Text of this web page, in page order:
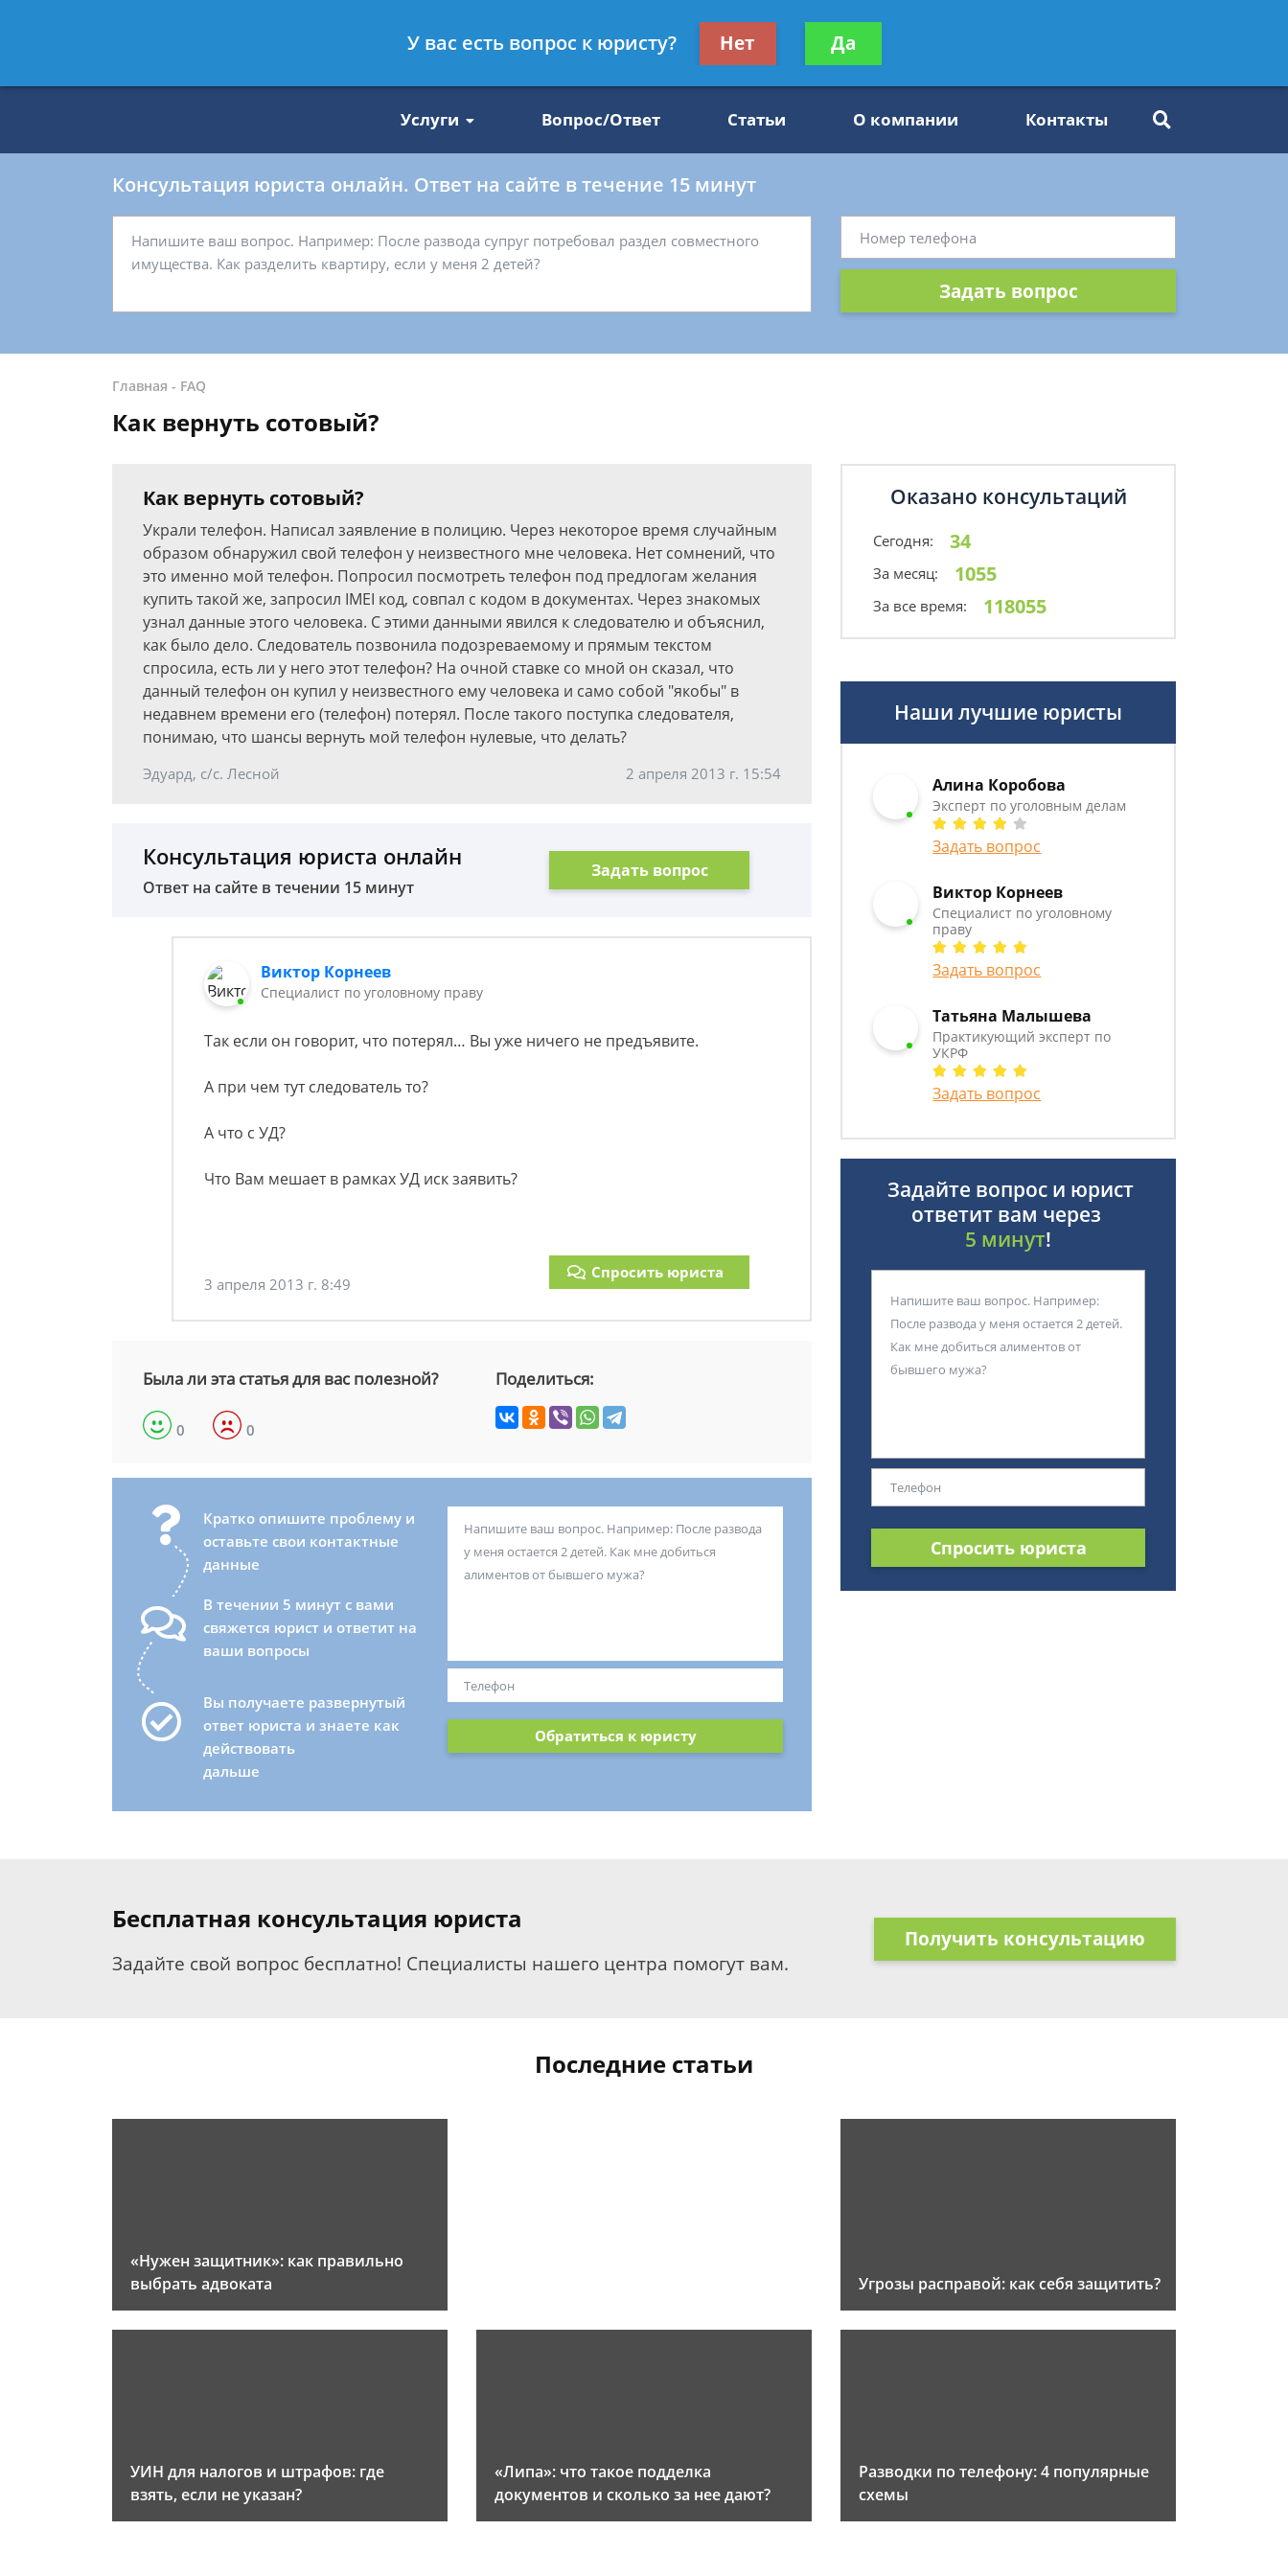
8 812 509-27-47
Получите консультацию
бесплатно
Услуги Вопрос/Ответ Статьи О компании Контакты
Консультация юриста онлайн. Ответ на сайте в течение 15 минут
Задать вопрос
Главная - FAQ
Как вернуть сотовый?
Как вернуть сотовый?
Украли телефон. Написал заявление в полицию. Через некоторое время случайным
образом обнаружил свой телефон у неизвестного мне человека. Нет сомнений, что
это именно мой телефон. Попросил посмотреть телефон под предлогам желания
купить такой же, запросил IMEI код, совпал с кодом в документах. Через знакомых
узнал данные этого человека. С этими данными явился к следователю и объяснил,
как было дело. Следователь позвонила подозреваемому и прямым текстом
спросила, есть ли у него этот телефон? На очной ставке со мной он сказал, что
данный телефон он купил у неизвестного ему человека и само собой "якобы" в
недавнем времени его (телефон) потерял. После такого поступка следователя,
понимаю, что шансы вернуть мой телефон нулевые, что делать?
Эдуард, с/с. Лесной 2 апреля 2013 г. 15:54
Консультация юриста онлайн
Ответ на сайте в течении 15 минут
Задать вопрос
Виктор Корнеев
Cпециалист по уголовному праву
Так если он говорит, что потерял… Вы уже ничего не предъявите.
А при чем тут следователь то?
А что с УД?
Что Вам мешает в рамках УД иск заявить?
3 апреля 2013 г. 8:49
Спросить юриста
Была ли эта статья для вас полезной?
0 0
Поделиться:
Кратко опишите проблему и
оставьте свои контактные
данные
В течении 5 минут с вами
свяжется юрист и ответит на
ваши вопросы
Вы получаете развернутый
ответ юриста и знаете как
действовать
дальше
Обратиться к юристу
Оказано консультаций
Сегодня: 34
За месяц: 1055
За все время: 118055
Наши лучшие юристы
Алина Коробова
Эксперт по уголовным делам
Задать вопрос
Виктор Корнеев
Cпециалист по уголовному
праву
Задать вопрос
Татьяна Малышева
Практикующий эксперт по
УКРФ
Задать вопрос
Задайте вопрос и юрист
ответит вам через
5 минут!
Спросить юриста
Бесплатная консультация юриста
Задайте свой вопрос бесплатно! Специалисты нашего центра помогут вам.
Получить консультацию
Последние статьи
«Нужен защитник»: как правильно
выбрать адвоката
Угрозы расправой: как себя защитить?
УИН для налогов и штрафов: где
взять, если не указан?
«Липа»: что такое подделка
документов и сколько за нее дают?
Разводки по телефону: 4 популярные
схемы
У вас есть вопрос к юристу? Нет Да